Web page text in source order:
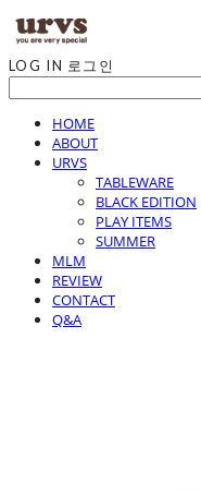
LOG IN 로그인
HOME
ABOUT
URVS
TABLEWARE
BLACK EDITION
PLAY ITEMS
SUMMER
MLM
REVIEW
CONTACT
Q&A